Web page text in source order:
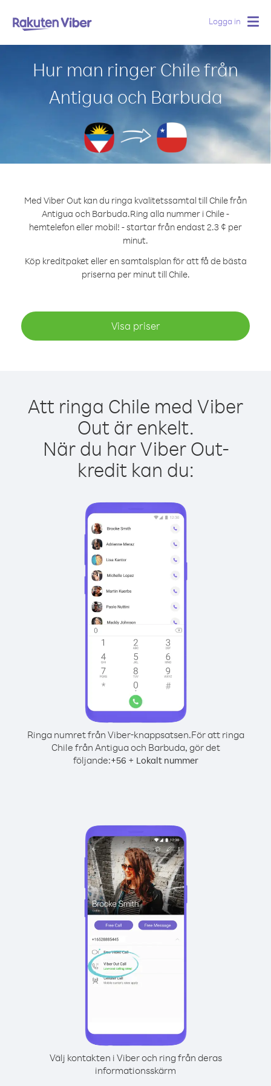
Logga in
Hur man ringer Chile från
Antigua och Barbuda
Med Viber Out kan du ringa kvalitetssamtal till Chile från
Antigua och Barbuda.Ring alla nummer i Chile -
hemtelefon eller mobil! - startar från endast 2.3 ¢ per
minut.
Köp kreditpaket eller en samtalsplan för att få de bästa
priserna per minut till Chile.
Visa priser
Att ringa Chile med Viber
Out är enkelt.
När du har Viber Out-
kredit kan du:
Ringa numret från Viber-knappsatsen.För att ringa
Chile från Antigua och Barbuda, gör det
följande:+56 + Lokalt nummer
Välj kontakten i Viber och ring från deras
informationsskärm